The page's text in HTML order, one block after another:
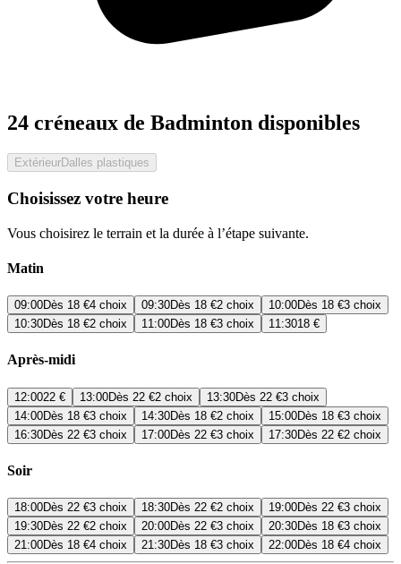
24 créneaux de Badminton disponibles
ExtérieurDalles plastiques
Choisissez votre heure
Vous choisirez le terrain et la durée à l’étape suivante.
Matin
09:00Dès 18 €4 choix 09:30Dès 18 €2 choix 10:00Dès 18 €3 choix
10:30Dès 18 €2 choix 11:00Dès 18 €3 choix 11:3018 €
Après-midi
12:0022 € 13:00Dès 22 €2 choix 13:30Dès 22 €3 choix
14:00Dès 18 €3 choix 14:30Dès 18 €2 choix 15:00Dès 18 €3 choix
16:30Dès 22 €3 choix 17:00Dès 22 €3 choix 17:30Dès 22 €2 choix
Soir
18:00Dès 22 €3 choix 18:30Dès 22 €2 choix 19:00Dès 22 €3 choix
19:30Dès 22 €2 choix 20:00Dès 22 €3 choix 20:30Dès 18 €3 choix
21:00Dès 18 €4 choix 21:30Dès 18 €3 choix 22:00Dès 18 €4 choix